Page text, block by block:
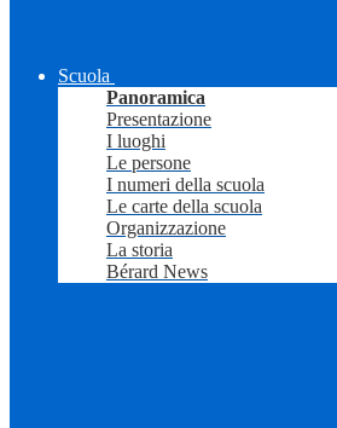
Scuola
Panoramica
Presentazione
I luoghi
Le persone
I numeri della scuola
Le carte della scuola
Organizzazione
La storia
Bérard News